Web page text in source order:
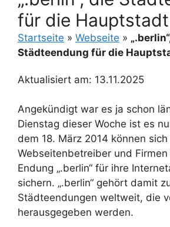
für die Hauptstadt
Startseite » Webseite »
Städteendung für die
Aktualisiert am: 13.11.2025
Angekündigt war es ja schon
Dienstag dieser Woche ist es
dem 18. März 2014 können sich
Webseitenbetreiber und
Endung „.berlin“ für ihre
sichern. „.berlin“ gehört damit
Städteendungen weltweit, die
herausgegeben werden.